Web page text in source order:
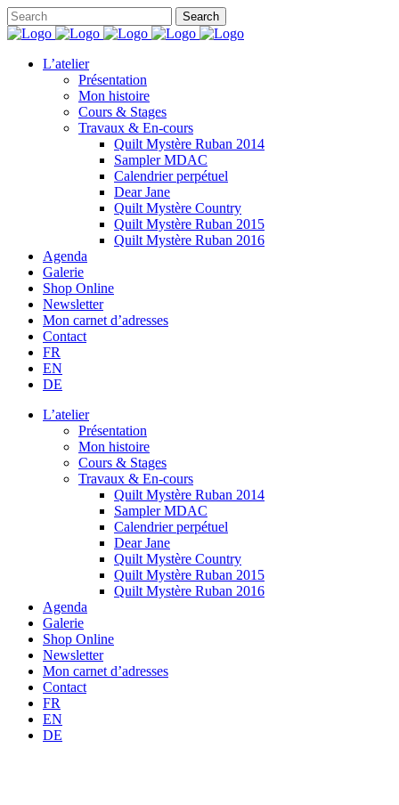
L’atelier
Présentation
Mon histoire
Cours & Stages
Travaux & En-cours
Quilt Mystère Ruban 2014
Sampler MDAC
Calendrier perpétuel
Dear Jane
Quilt Mystère Country
Quilt Mystère Ruban 2015
Quilt Mystère Ruban 2016
Agenda
Galerie
Shop Online
Newsletter
Mon carnet d’adresses
Contact
FR
EN
DE
L’atelier
Présentation
Mon histoire
Cours & Stages
Travaux & En-cours
Quilt Mystère Ruban 2014
Sampler MDAC
Calendrier perpétuel
Dear Jane
Quilt Mystère Country
Quilt Mystère Ruban 2015
Quilt Mystère Ruban 2016
Agenda
Galerie
Shop Online
Newsletter
Mon carnet d’adresses
Contact
FR
EN
DE